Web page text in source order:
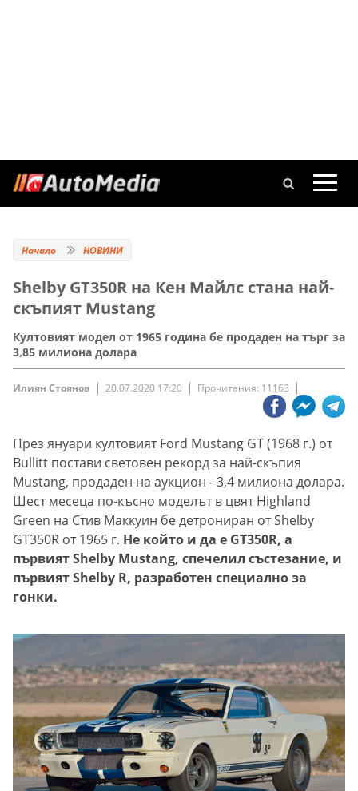
Начало НОВИНИ
Shelby GT350R на Кен Майлс стана най-
скъпият Mustang
Култовият модел от 1965 година бе продаден на търг за
3,85 милиона долара
Илиян Стоянов 20.07.2020 17:20 Прочитания: 11163
През януари култовият Ford Mustang GT (1968 г.) от
Bullitt постави световен рекорд за най-скъпия
Mustang, продаден на аукцион - 3,4 милиона долара.
Шест месеца по-късно моделът в цвят Highland
Green на Стив Маккуин бе детрониран от Shelby
GT350R от 1965 г. Не който и да е GT350R, а
първият Shelby Mustang, спечелил състезание, и
първият Shelby R, разработен специално за
гонки.